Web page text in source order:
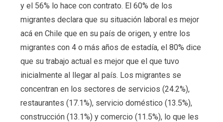
y el 56% lo hace con contrato. El 60% de los
migrantes declara que su situación laboral es mejor
acá en Chile que en su país de origen, y entre los
migrantes con 4 o más años de estadía, el 80% dice
que su trabajo actual es mejor que el que tuvo
inicialmente al llegar al país. Los migrantes se
concentran en los sectores de servicios (24.2%),
restaurantes (17.1%), servicio doméstico (13.5%),
construcción (13.1%) y comercio (11.5%), lo que les